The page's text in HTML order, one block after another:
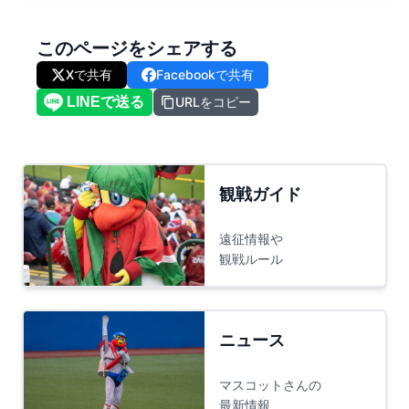
このページをシェアする
Xで共有
Facebookで共有
URLをコピー
観戦ガイド
遠征情報や
観戦ルール
ニュース
マスコットさんの
最新情報